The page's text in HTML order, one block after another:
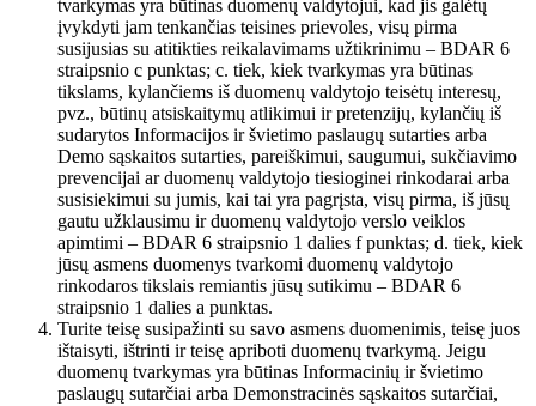
tvarkymas yra būtinas duomenų valdytojui, kad jis galėtų
įvykdyti jam tenkančias teisines prievoles, visų pirma
susijusias su atitikties reikalavimams užtikrinimu – BDAR 6
straipsnio c punktas; c. tiek, kiek tvarkymas yra būtinas
tikslams, kylančiems iš duomenų valdytojo teisėtų interesų,
pvz., būtinų atsiskaitymų atlikimui ir pretenzijų, kylančių iš
sudarytos Informacijos ir švietimo paslaugų sutarties arba
Demo sąskaitos sutarties, pareiškimui, saugumui, sukčiavimo
prevencijai ar duomenų valdytojo tiesioginei rinkodarai arba
susisiekimui su jumis, kai tai yra pagrįsta, visų pirma, iš jūsų
gautu užklausimu ir duomenų valdytojo verslo veiklos
apimtimi – BDAR 6 straipsnio 1 dalies f punktas; d. tiek, kiek
jūsų asmens duomenys tvarkomi duomenų valdytojo
rinkodaros tikslais remiantis jūsų sutikimu – BDAR 6
straipsnio 1 dalies a punktas.
Turite teisę susipažinti su savo asmens duomenimis, teisę juos
ištaisyti, ištrinti ir teisę apriboti duomenų tvarkymą. Jeigu
duomenų tvarkymas yra būtinas Informacinių ir švietimo
paslaugų sutarčiai arba Demonstracinės sąskaitos sutarčiai,